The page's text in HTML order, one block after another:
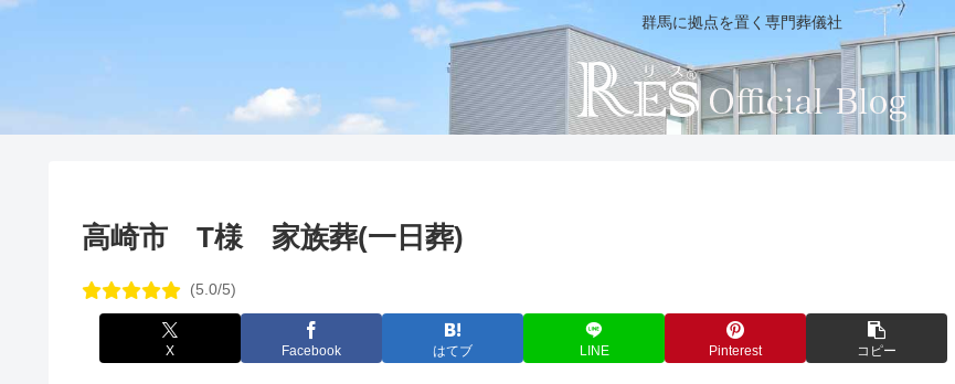
群馬に拠点を置く専門葬儀社
高崎市 T様 家族葬(一日葬)
(5.0/5)
X Facebook はてブ LINE Pinterest コピー